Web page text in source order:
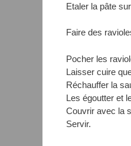
Etaler la pâte
Faire des
Pocher les
Laisser cuire
Réchauffer la
Les égoutter et
Couvrir avec la
Servir.